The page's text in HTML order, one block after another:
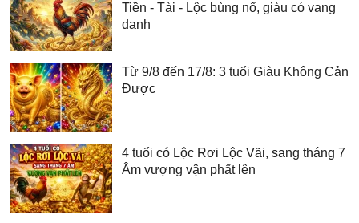
Tiền - Tài - Lộc bùng nổ, giàu có vang
danh
Từ 9/8 đến 17/8: 3 tuổi Giàu Không Cản
Được
4 tuổi có Lộc Rơi Lộc Vãi, sang tháng 7
Âm vượng vận phất lên